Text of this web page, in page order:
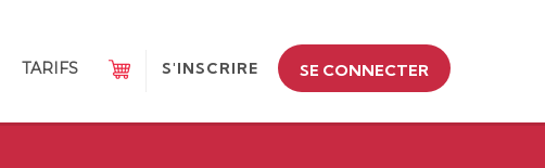
S'INSCRIRE SE CONNECTER
TARIFS